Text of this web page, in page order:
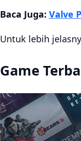
Baca Juga: Valve
Untuk lebih
Game